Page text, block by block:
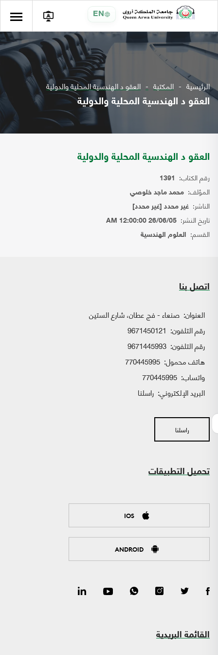
EN
الرئيسية المكتبة العقو د الهندسية المحلية والدولية
العقو د الهندسية المحلية والدولية
العقو د الهندسية المحلية والدولية
رقم الكتاب: 1391
المؤلف: محمد ماجد خلوصي
الناشر: غير محدد [غير محدد]
تاريخ النشر: 26/06/05 12:00:00 AM
القسم: العلوم الهندسية
اتصل بنا
العنوان: صنعاء - فج عطان، شارع الستين
رقم التلفون: 9671450121
رقم التلفون: 9671445993
هاتف محمول: 770445995
واتساب:
البريد الإلكتروني: راسلنا
راسلنا
تحميل التطبيقات
IOS
ANDROID
القائمة البريدية